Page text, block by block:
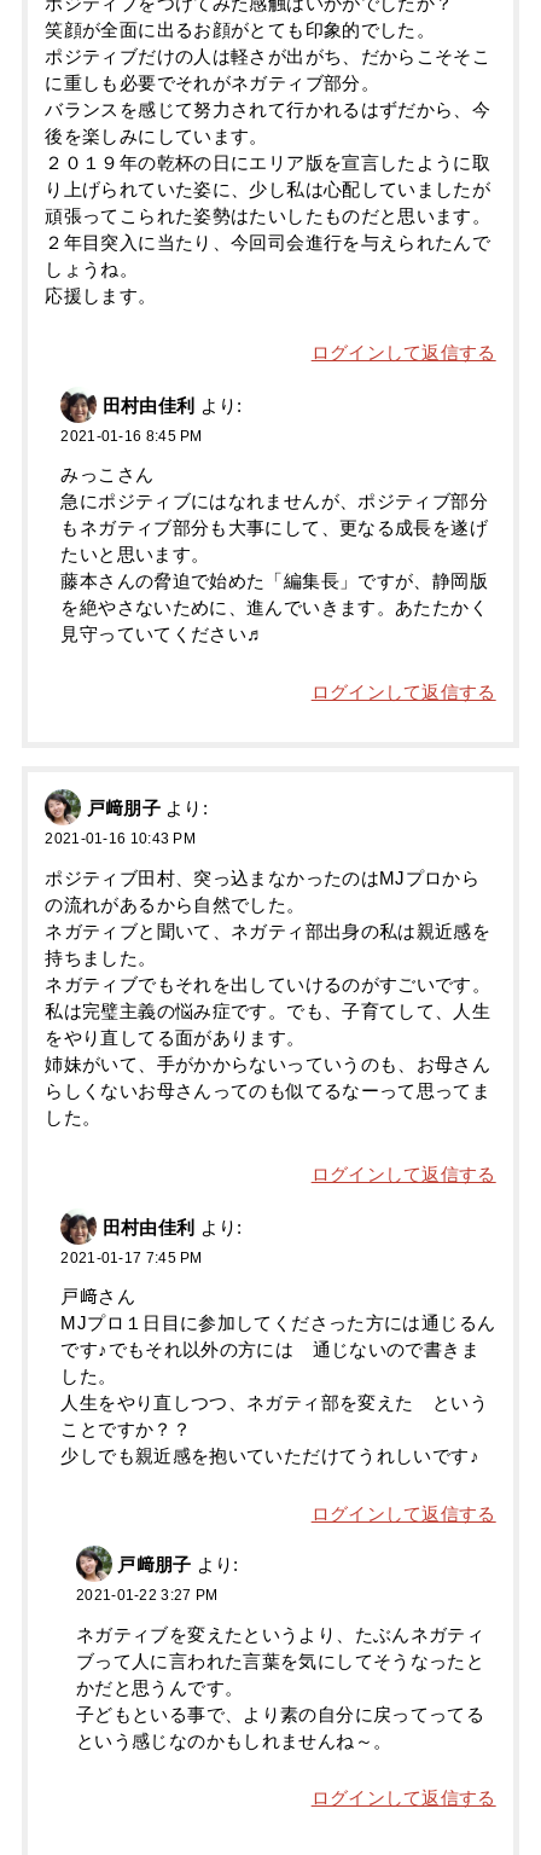
ポジティブをつけてみた感触はいかがでしたか？
笑顔が全面に出るお顔がとても印象的でした。
ポジティブだけの人は軽さが出がち、だからこそそこ
に重しも必要でそれがネガティブ部分。
バランスを感じて努力されて行かれるはずだから、今
後を楽しみにしています。
２０１９年の乾杯の日にエリア版を宣言したように取
り上げられていた姿に、少し私は心配していましたが
頑張ってこられた姿勢はたいしたものだと思います。
２年目突入に当たり、今回司会進行を与えられたんで
しょうね。
応援します。
ログインして返信する
田村由佳利 より:
2021-01-16 8:45 PM
みっこさん
急にポジティブにはなれませんが、ポジティブ部分
もネガティブ部分も大事にして、更なる成長を遂げ
たいと思います。
藤本さんの脅迫で始めた「編集長」ですが、静岡版
を絶やさないために、進んでいきます。あたたかく
見守っていてください♬
ログインして返信する
戸﨑朋子 より:
2021-01-16 10:43 PM
ポジティブ田村、突っ込まなかったのはMJプロから
の流れがあるから自然でした。
ネガティブと聞いて、ネガティ部出身の私は親近感を
持ちました。
ネガティブでもそれを出していけるのがすごいです。
私は完璧主義の悩み症です。でも、子育てして、人生
をやり直してる面があります。
姉妹がいて、手がかからないっていうのも、お母さん
らしくないお母さんってのも似てるなーって思ってま
した。
ログインして返信する
田村由佳利 より:
2021-01-17 7:45 PM
戸﨑さん
MJプロ１日目に参加してくださった方には通じるん
です♪でもそれ以外の方には 通じないので書きま
した。
人生をやり直しつつ、ネガティ部を変えた という
ことですか？？
少しでも親近感を抱いていただけてうれしいです♪
ログインして返信する
戸﨑朋子 より:
2021-01-22 3:27 PM
ネガティブを変えたというより、たぶんネガティ
ブって人に言われた言葉を気にしてそうなったと
かだと思うんです。
子どもといる事で、より素の自分に戻ってってる
という感じなのかもしれませんね～。
ログインして返信する